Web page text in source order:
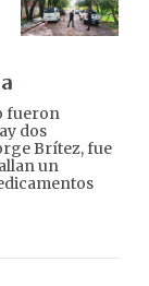
fueron
dos
Brítez, fue
un